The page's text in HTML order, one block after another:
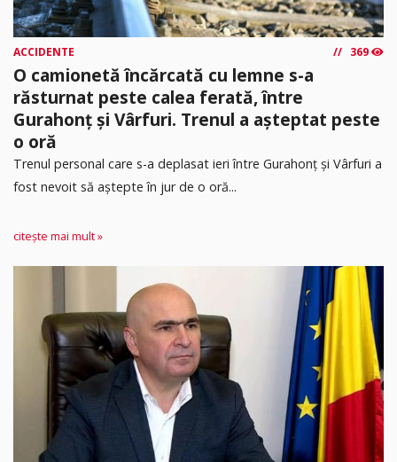
ACCIDENTE 369
O camionetă încărcată cu lemne s-a
răsturnat peste calea ferată, între
Gurahonț și Vârfuri. Trenul a așteptat peste
o oră
Trenul personal care s-a deplasat ieri între Gurahonț și Vârfuri a
fost nevoit să aștepte în jur de o oră...
citește mai mult »